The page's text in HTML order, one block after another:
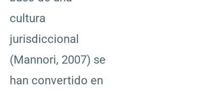
cultura
jurisdiccional
(Mannori, 2007) se
han convertido en